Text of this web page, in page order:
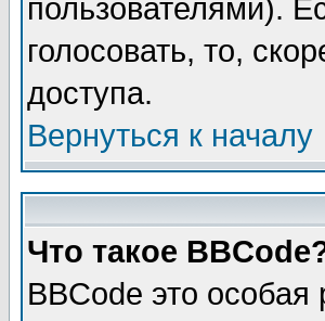
пользователями).
голосовать, то,
доступа.
Вернуться к началу
Что такое
BBCode это